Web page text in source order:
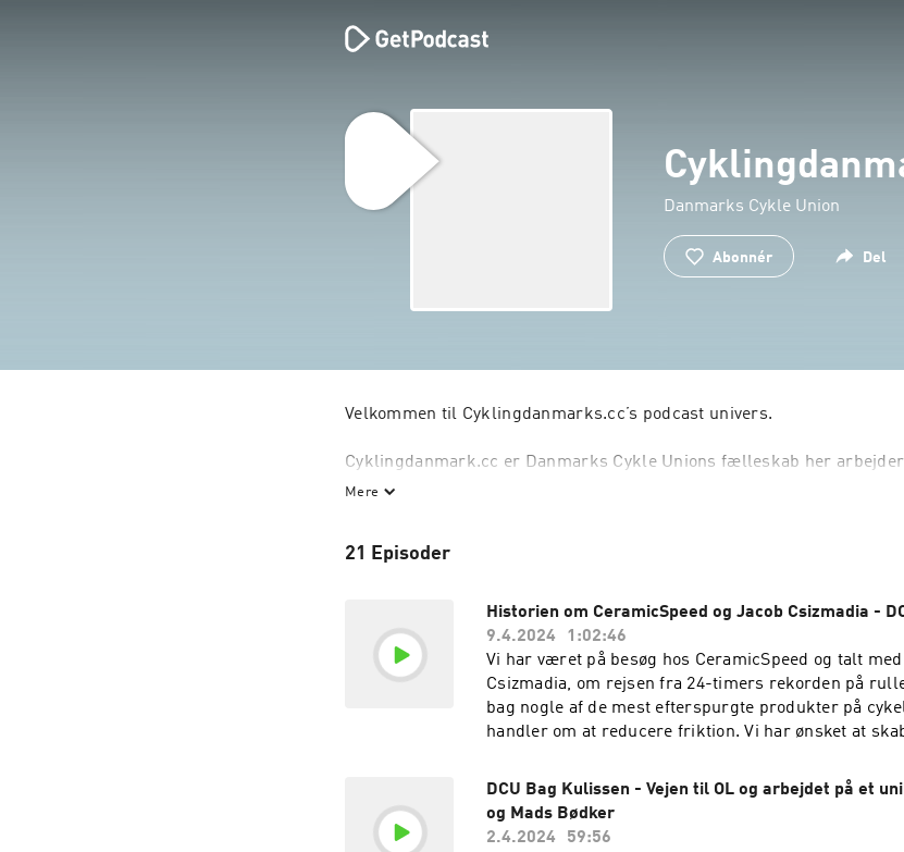
Danmarks Cykle Union
Abonnér Del
Velkommen til Cyklingdanmarks.cc’s podcast univers.
Cyklingdanmark.cc er Danmarks Cykle Unions fælleskab her
samlingspunkt for dansk cykling.
Mere
21 Episoder
Historien om CeramicSpeed og Jacob Csizmadia -
9.4.2024
1:02:46
Vi har været på besøg hos CeramicSpeed og talt
Csizmadia, om rejsen fra 24-timers rekorden på
bag nogle af de mest efterspurgte produkter på
handler om at reducere friktion. Vi har ønsket at
DCU Bag Kulissen - Vejen til OL og arbejdet på et
og Mads Bødker
2.4.2024
59:56